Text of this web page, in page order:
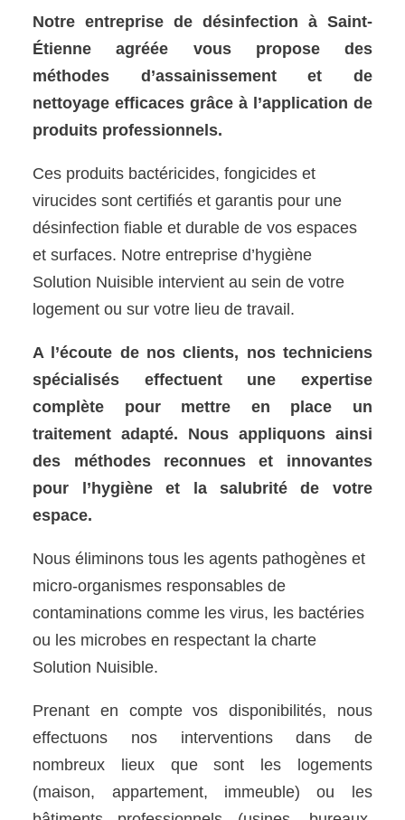
Notre entreprise de désinfection à Saint-
Étienne agréée vous propose des
méthodes d’assainissement et de
nettoyage efficaces grâce à l’application de
produits professionnels.
Ces produits bactéricides, fongicides et
virucides sont certifiés et garantis pour une
désinfection fiable et durable de vos espaces
et surfaces. Notre entreprise d’hygiène
Solution Nuisible intervient au sein de votre
logement ou sur votre lieu de travail.
A l’écoute de nos clients, nos techniciens
spécialisés effectuent une expertise
complète pour mettre en place un
traitement adapté. Nous appliquons ainsi
des méthodes reconnues et innovantes
pour l’hygiène et la salubrité de votre
espace.
Nous éliminons tous les agents pathogènes et
micro-organismes responsables de
contaminations comme les virus, les bactéries
ou les microbes en respectant la charte
Solution Nuisible.
Prenant en compte vos disponibilités, nous
effectuons nos interventions dans de
nombreux lieux que sont les logements
(maison, appartement, immeuble) ou les